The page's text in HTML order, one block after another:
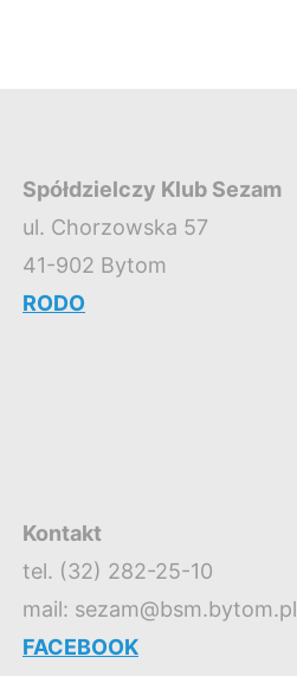
Spółdzielczy Klub Sezam
ul. Chorzowska 57
41-902 Bytom
RODO
Kontakt
tel. (32) 282-25-10
mail: sezam@bsm.bytom.pl
FACEBOOK